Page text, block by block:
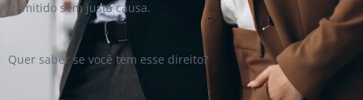
demitido sem justa causa.
Quer saber se você tem esse direito?